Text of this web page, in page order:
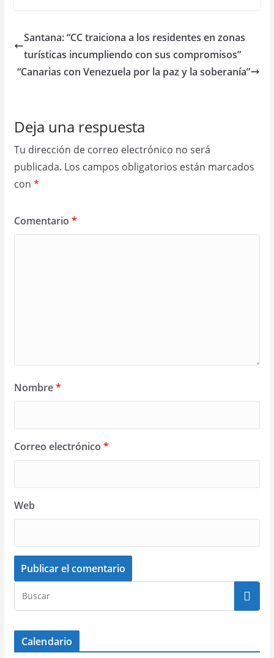
Santana: “CC traiciona a los residentes en zonas
turísticas incumpliendo con sus compromisos”
“Canarias con Venezuela por la paz y la soberanía”
Deja una respuesta
Tu dirección de correo electrónico no será
publicada. Los campos obligatorios están marcados
con *
Comentario *
Nombre*
Correo electrónico *
Web
Calendario